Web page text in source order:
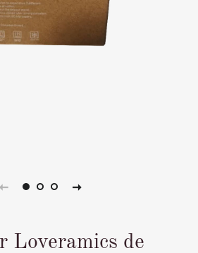
Loveramics de